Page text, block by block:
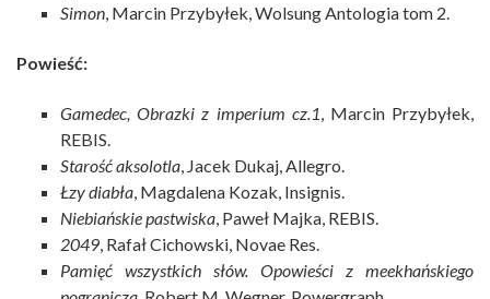
Simon, Marcin Przybyłek, Wolsung Antologia tom 2.
Powieść:
Gamedec, Obrazki z imperium cz.1, Marcin Przybyłek,
REBIS.
Starość aksolotla, Jacek Dukaj, Allegro.
Łzy diabła, Magdalena Kozak, Insignis.
Niebiańskie pastwiska, Paweł Majka, REBIS.
2049, Rafał Cichowski, Novae Res.
Pamięć wszystkich słów. Opowieści z meekhańskiego